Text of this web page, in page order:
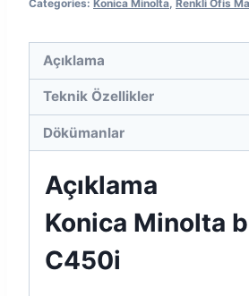
Categories: Konica Minolta, Renkli Ofis
Açıklama
Teknik Özellikler
Dökümanlar
Açıklama
Konica Minolta
C450i